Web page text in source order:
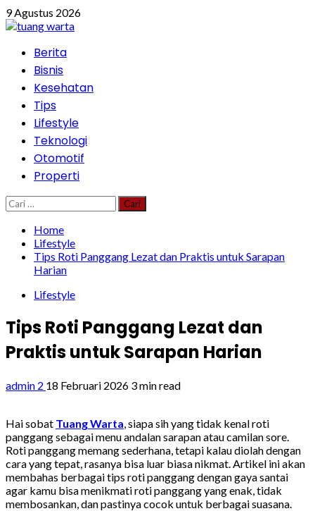
Skip
to
9 Agustus 2026
PrimaryBerita
Bisnis
Kesehatan
Tips
Lifestyle
Teknologi
Otomotif
Properti
Cari
untuk:
Home
Lifestyle
Tips Roti Panggang Lezat dan Praktis untuk Sarapan
Harian
Lifestyle
Tips Roti Panggang Lezat dan
Praktis untuk Sarapan Harian
admin 2 18 Februari 2026 3 min read
Hai sobat Tuang Warta, siapa sih yang tidak kenal roti
panggang sebagai menu andalan sarapan atau camilan sore.
Roti panggang memang sederhana, tetapi kalau diolah dengan
cara yang tepat, rasanya bisa luar biasa nikmat. Artikel ini akan
membahas berbagai tips roti panggang dengan gaya santai
agar kamu bisa menikmati roti panggang yang enak, tidak
membosankan, dan pastinya cocok untuk berbagai suasana.